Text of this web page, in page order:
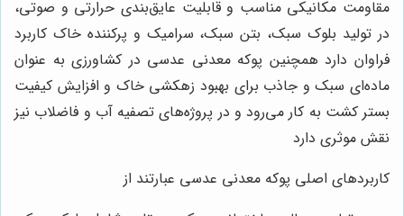
مقاومت مکانیکی مناسب و قابلیت عایق‌بندی حرارتی و صوتی،
در تولید بلوک سبک، بتن سبک، سرامیک و پرکننده خاک کاربرد
فراوان دارد همچنین پوکه معدنی عدسی در کشاورزی به عنوان
ماده‌ای سبک و جاذب برای بهبود زهکشی خاک و افزایش کیفیت
بستر کشت به کار می‌رود و در پروژه‌های تصفیه آب و فاضلاب نیز
نقش موثری دارد
کاربردهای اصلی پوکه معدنی عدسی عبارتند از